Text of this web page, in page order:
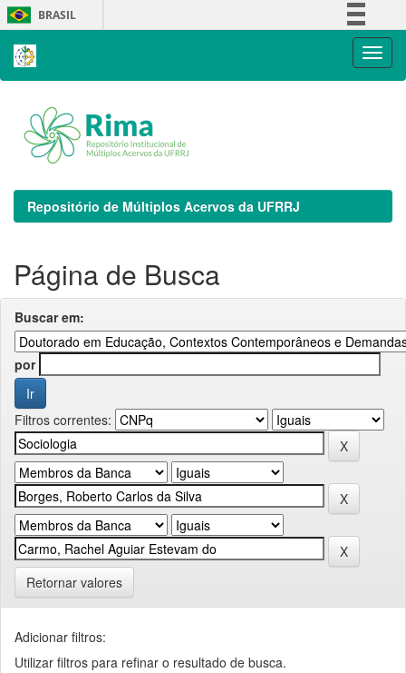
Skip
navigation
BRASIL
Repositório de Múltiplos Acervos da UFRRJ
Página de Busca
Buscar em:
por
Filtros correntes:
Retornar valores
Adicionar filtros:
Utilizar filtros para refinar o resultado de busca.